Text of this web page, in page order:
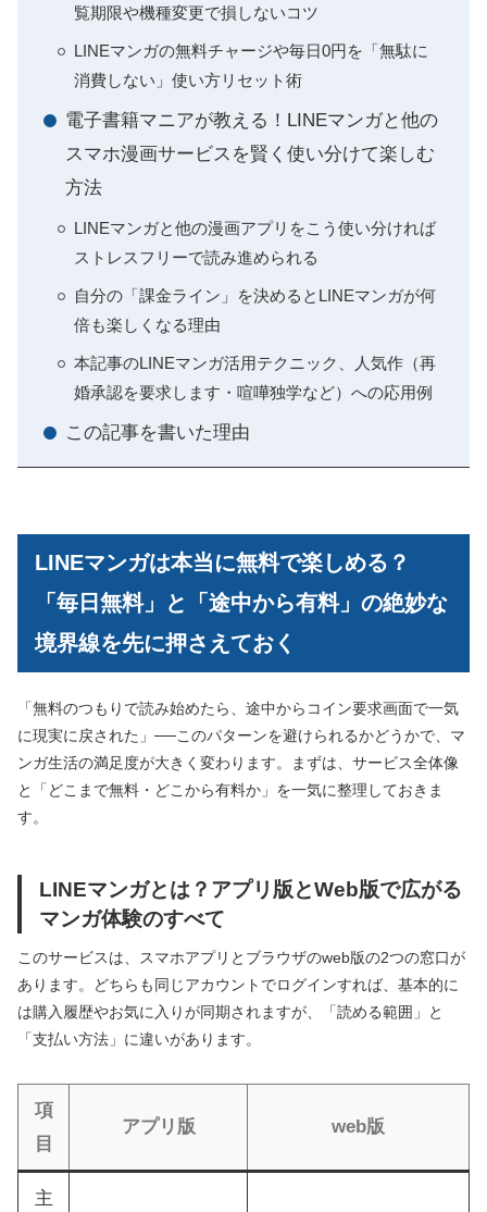
覧期限や機種変更で損しないコツ
LINEマンガの無料チャージや毎日0円を「無駄に
消費しない」使い方リセット術
電子書籍マニアが教える！LINEマンガと他の
スマホ漫画サービスを賢く使い分けて楽しむ
方法
LINEマンガと他の漫画アプリをこう使い分ければ
ストレスフリーで読み進められる
自分の「課金ライン」を決めるとLINEマンガが何
倍も楽しくなる理由
本記事のLINEマンガ活用テクニック、人気作（再
婚承認を要求します・喧嘩独学など）への応用例
この記事を書いた理由
LINEマンガは本当に無料で楽しめる？
「毎日無料」と「途中から有料」の絶妙な
境界線を先に押さえておく
「無料のつもりで読み始めたら、途中からコイン要求画面で一気
に現実に戻された」──このパターンを避けられるかどうかで、マ
ンガ生活の満足度が大きく変わります。まずは、サービス全体像
と「どこまで無料・どこから有料か」を一気に整理しておきま
す。
LINEマンガとは？アプリ版とWeb版で広がる
マンガ体験のすべて
このサービスは、スマホアプリとブラウザのweb版の2つの窓口が
あります。どちらも同じアカウントでログインすれば、基本的に
は購入履歴やお気に入りが同期されますが、「読める範囲」と
「支払い方法」に違いがあります。
項
目
アプリ版 web版
主